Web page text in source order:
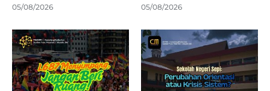
05/08/2026 05/08/2026